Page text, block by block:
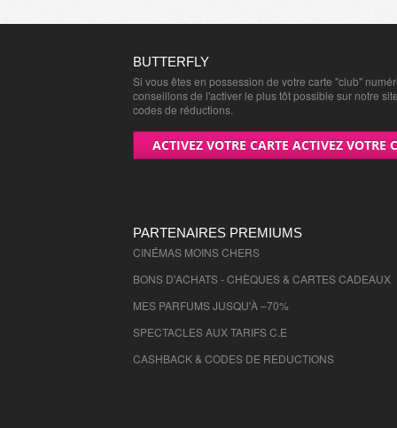
BUTTERFLY
Si vous êtes en possession de votre carte "club"
conseillons de l'activer le plus tôt possible sur notre
codes de réductions.
ACTIVEZ VOTRE CARTE ACTIVEZ VOTRE
PARTENAIRES PREMIUMS
CINÉMAS MOINS CHERS
BONS D'ACHATS - CHÈQUES & CARTES CADEAUX
MES PARFUMS JUSQU'À –70%
SPECTACLES AUX TARIFS C.E
CASHBACK & CODES DE REDUCTIONS